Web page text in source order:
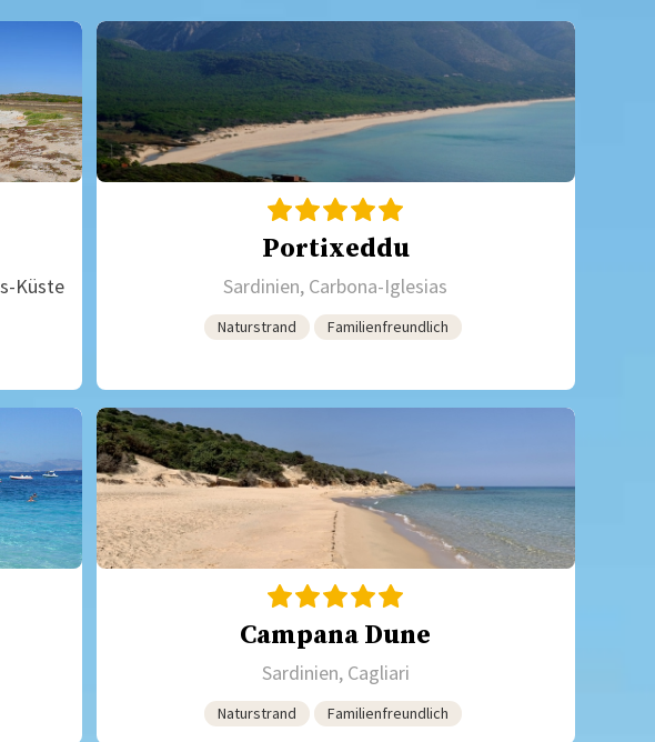
Küste
Portixeddu
Sardinien, Carbona-Iglesias
Naturstrand Familienfreundlich
Campana Dune
Sardinien, Cagliari
Naturstrand Familienfreundlich